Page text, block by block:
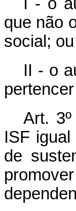
que não
social; ou
II - o
Art.
ISF
de